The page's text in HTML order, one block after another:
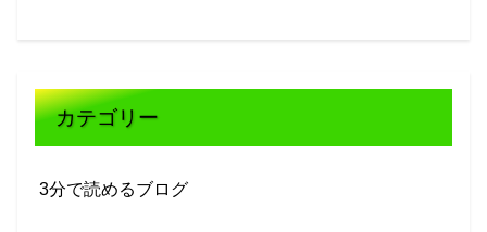
カテゴリー
3分で読めるブログ